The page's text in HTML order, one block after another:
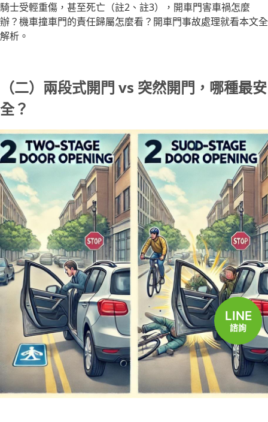
LINE
諮詢
騎士受輕重傷，甚至死亡（註2、註3），開車門害車禍怎麼
辦？機車撞車門的責任歸屬怎麼看？開車門事故處理就看本文全
解析。
（二）兩段式開門 vs 突然開門，哪種最安
全？